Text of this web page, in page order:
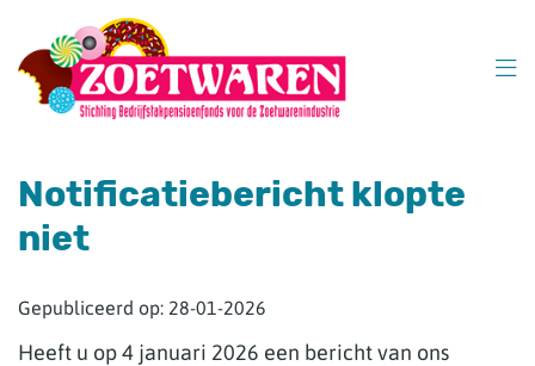
naar
inhoud
gaan
Notificatiebericht klopte
niet
Gepubliceerd op: 28-01-2026
Heeft u op 4 januari 2026 een bericht van ons